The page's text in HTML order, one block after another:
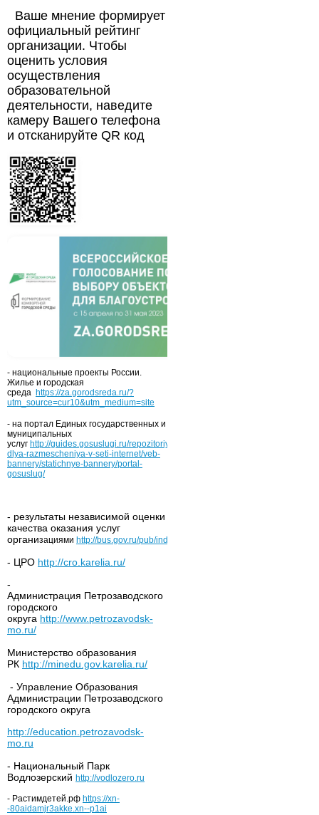
Ваше мнение формирует
официальный рейтинг
организации. Чтобы
оценить условия
осуществления
образовательной
деятельности, наведите
камеру Вашего телефона
и отсканируйте QR код
- национальные проекты России.
Жилье и городская
среда https://za.gorodsreda.ru/?
utm_source=cur10&utm_medium=site
- на портал Единых государственных и
муниципальных
услуг http://guides.gosuslugi.ru/repozitoriy/materialy-
dlya-razmescheniya-v-seti-internet/veb-
bannery/statichnye-bannery/portal-
gosuslug/
- результаты независимой оценки
качества оказания услуг
организациями http://bus.gov.ru/pub/independentRating/list
- ЦРО http://cro.karelia.ru/
-
Администрация Петрозаводского
городского
округа http://www.petrozavodsk-
mo.ru/
Министерство образования
РК http://minedu.gov.karelia.ru/
- Управление Образования
Администрации Петрозаводского
городского округа
http://education.petrozavodsk-
mo.ru
- Национальный Парк
Водлозерский http://vodlozero.ru
- Растимдетей.рф https://xn-
-80aidamjr3akke.xn--p1ai